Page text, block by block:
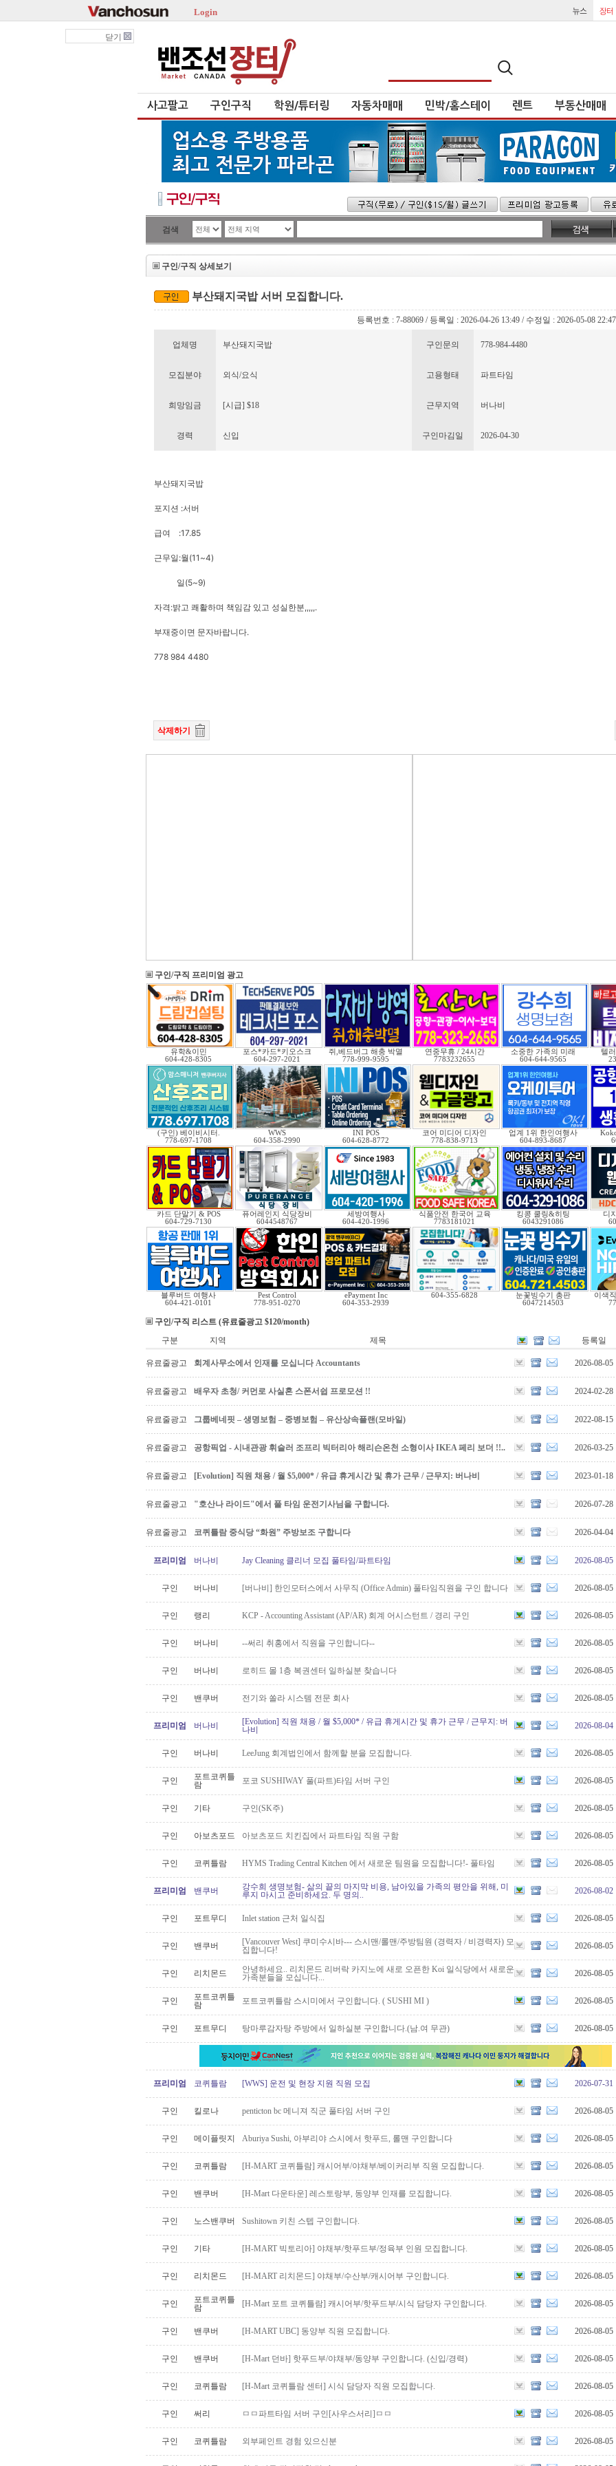
Login
닫기
사고팔고 구인구직 학원/튜터링 자동차매매 민박/홈스테이 렌트 부동산매매
검색
구인/구직 상세보기
부산돼지국밥 서버 모집합니다.
등록번호 : 7-88069 / 등록일 : 2026-04-26 13:49 / 수정일 : 2026-05-08
업체명 부산돼지국밥 구인문의 778-984-4480
모집분야 외식/요식 고용형태 파트타임
희망임금 [시급] $18 근무지역 버나비
경력 신입 구인마김일 2026-04-30
부산돼지국밥
포지션 :서버
급여 :17.85
근무일:월(11~4)
일(5~9)
자격:밝고 쾌활하며 책임감 있고 성실한분,,,,,.
부재중이면 문자바랍니다.
778 984 4480
삭제하기
구인/구직 프리미엄 광고
유학&이민
604-428-8305
포스*카드*키오스크
604-297-2021
쥐,베드버그 해충 박멸
778-999-9595
연중무휴 / 24시간
7783232655
소중한 가족의 미래
604-644-9565
텔
(구인) 베이비시터.
778-697-1708
WWS
604-358-2990
INI POS
604-628-8772
코어 미디어 디자인
778-838-9713
업계 1위 한인여행사
604-893-8687
카드 단말기 & POS
604-729-7130
퓨어레인지 식당장비
6044548767
세방여행사
604-420-1996
식품안전 한국어 교육
7783181021
킹콩 쿨링&히팅
6043291086
디
블루버드 여행사
604-421-0101
Pest Control
778-951-0270
ePayment Inc
604-353-2939
604-355-6828
눈꽃빙수기 총판
6047214503
이색
구인/구직 리스트 (유료줄광고 $120/month)
구분
지역 제목 등록일
유료줄광고 회계사무소에서 인재를 모십니다 Accountants 2026-08-05
유료줄광고 배우자 초청/ 커먼로 사실혼 스폰서쉽 프로모션 !! 2024-02-28
유료줄광고 그룹베네핏 – 생명보험 – 중병보험 – 유산상속플랜(모바일) 2022-08-15
유료줄광고 공항픽업 - 시내관광 휘슬러 조프리 빅터리아 해리슨온천 소형이사 IKEA 페리 보더 !!.. 2026-03-25
유료줄광고 [Evolution] 직원 채용 / 월 $5,000* / 유급 휴게시간 및 휴가 근무 / 근무지: 버나비 2023-01-18
유료줄광고 "호산나 라이드"에서 풀 타임 운전기사님을 구합니다. 2026-07-28
유료줄광고 코퀴틀람 중식당 “화원” 주방보조 구합니다 2026-04-04
프리미엄 버나비 Jay Cleaning 클리너 모집 풀타임/파트타임 2026-08-05
구인 버나비 [버나비] 한인모터스에서 사무직 (Office Admin) 풀타임직원을 구인 합니다 2026-08-05
구인 랭리 KCP - Accounting Assistant (AP/AR) 회계 어시스턴트 / 경리 구인 2026-08-05
구인 버나비 --써리 취홍에서 직원을 구인합니다-- 2026-08-05
구인 버나비 로히드 몰 1층 복권센터 일하실분 찾습니다 2026-08-05
구인 밴쿠버 전기와 쏠라 시스템 전문 회사 2026-08-05
프리미엄 버나비
[Evolution] 직원 채용 / 월 $5,000* / 유급 휴게시간 및 휴가 근무 / 근무지: 버
나비
2026-08-04
구인 버나비 LeeJung 회계법인에서 함께할 분을 모집합니다. 2026-08-05
구인
포트코퀴틀
람
포코 SUSHIWAY 풀(파트)타임 서버 구인 2026-08-05
구인 기타 구인(SK주) 2026-08-05
구인 아보츠포드 아보츠포드 치킨집에서 파트타임 직원 구함 2026-08-05
구인 코퀴틀람 HYMS Trading Central Kitchen 에서 새로운 팀원을 모집합니다!- 풀타임 2026-08-05
프리미엄 밴쿠버
강수희 생명보험- 삶의 끝의 마지막 비용, 남아있을 가족의 평안을 위해, 미
루지 마시고 준비하세요. 두 명의..
2026-08-02
구인 포트무디 Inlet station 근처 일식집 2026-08-05
구인 밴쿠버
[Vancouver West] 쿠미수시바--- 스시맨/롤맨/주방팀원 (경력자 / 비경력자) 모
집합니다!
2026-08-05
구인 리치몬드
안녕하세요.. 리치몬드 리버락 카지노에 새로 오픈한 Koi 일식당에서 새로운
가족분들을 모십니다...
2026-08-05
구인
포트코퀴틀
람
포트코퀴틀람 스시미에서 구인합니다. ( SUSHI MI ) 2026-08-05
구인 포트무디 탕마루감자탕 주방에서 일하실분 구인합니다.(남.여 무관) 2026-08-05
프리미엄 코퀴틀람 [WWS] 운전 및 현장 지원 직원 모집 2026-07-31
구인 킬로나 penticton bc 메니져 직군 풀타임 서버 구인 2026-08-05
구인 메이플릿지 Aburiya Sushi, 아부리야 스시에서 핫푸드, 롤맨 구인합니다 2026-08-05
구인 코퀴틀람 [H-MART 코퀴틀람] 캐시어부/야채부/베이커리부 직원 모집합니다. 2026-08-05
구인 밴쿠버 [H-Mart 다운타운] 레스토랑부, 동양부 인재를 모집합니다. 2026-08-05
구인 노스밴쿠버 Sushitown 키친 스텝 구인합니다. 2026-08-05
구인 기타 [H-MART 빅토리아] 야채부/핫푸드부/정육부 인원 모집합니다. 2026-08-05
구인 리치몬드 [H-MART 리치몬드] 야채부/수산부/캐시어부 구인합니다. 2026-08-05
구인
포트코퀴틀
람
[H-Mart 포트 코퀴틀람] 캐시어부/핫푸드부/시식 담당자 구인합니다. 2026-08-05
구인 밴쿠버 [H-MART UBC] 동양부 직원 모집합니다. 2026-08-05
구인 밴쿠버 [H-Mart 던바] 핫푸드부/야채부/동양부 구인합니다. (신입/경력) 2026-08-05
구인 코퀴틀람 [H-Mart 코퀴틀람 센터] 시식 담당자 직원 모집합니다. 2026-08-05
구인 써리 ㅁㅁ파트타임 서버 구인[사우스서리]ㅁㅁ 2026-08-05
구인 코퀴틀람 외부페인트 경험 있으신분 2026-08-05